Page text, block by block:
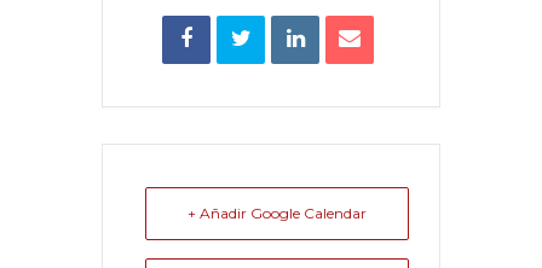
+ Añadir Google Calendar